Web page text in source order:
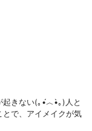
きない(｡•́︿•̀｡)人と
で、アイメイクが気